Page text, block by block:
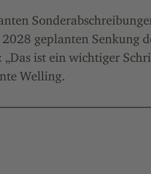
geplanten Senkung
ist ein wichtiger
Welling.